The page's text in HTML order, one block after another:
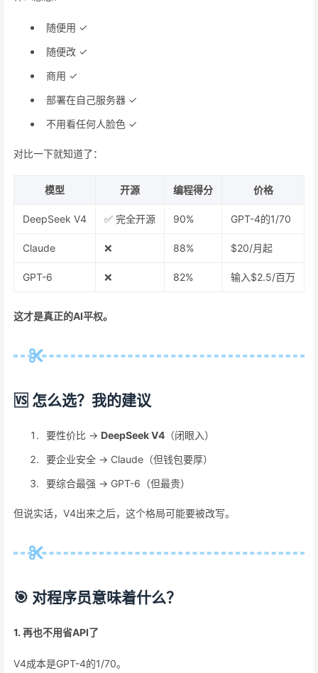
随便用 ✓
随便改 ✓
商用 ✓
部署在自己服务器 ✓
不用看任何人脸色 ✓
对比一下就知道了：
模型 开源 编程得分 价格
DeepSeek V4 ✅ 完全开源 90% GPT-4的1/70
Claude ❌ 88% $20/月起
GPT-6 ❌ 82% 输入$2.5/百万
这才是真正的AI平权。
🆚 怎么选？我的建议
要性价比 → DeepSeek V4 （闭眼入）
要企业安全 → Claude（但钱包要厚）
要综合最强 → GPT-6（但最贵）
但说实话，V4出来之后，这个格局可能要被改写。
🎯 对程序员意味着什么？
1. 再也不用省API了
V4成本是GPT-4的1/70。